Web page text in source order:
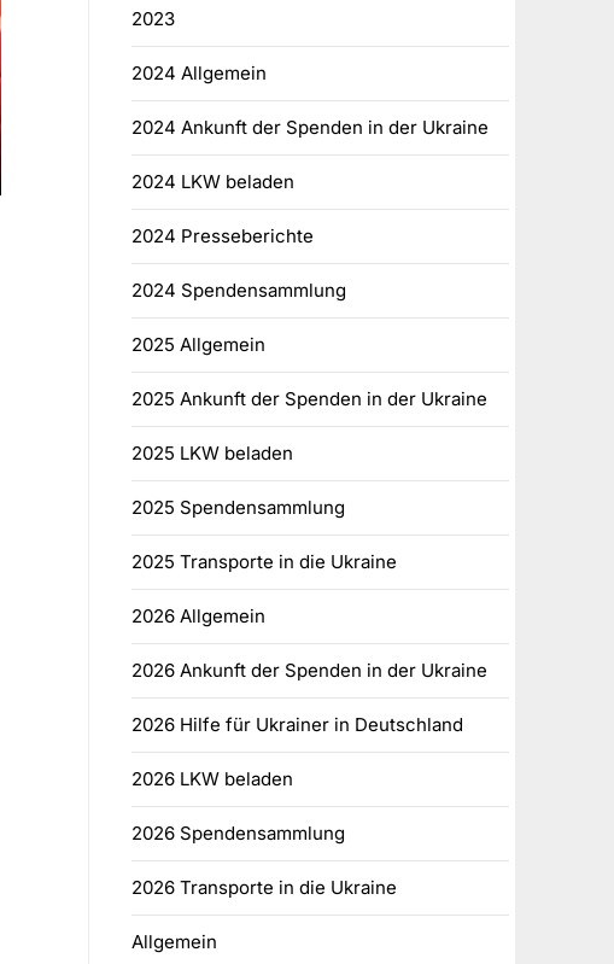
2023
2024 Allgemein
2024 Ankunft der Spenden in der Ukraine
2024 LKW beladen
2024 Presseberichte
2024 Spendensammlung
2025 Allgemein
2025 Ankunft der Spenden in der Ukraine
2025 LKW beladen
2025 Spendensammlung
2025 Transporte in die Ukraine
2026 Allgemein
2026 Ankunft der Spenden in der Ukraine
2026 Hilfe für Ukrainer in Deutschland
2026 LKW beladen
2026 Spendensammlung
2026 Transporte in die Ukraine
Allgemein